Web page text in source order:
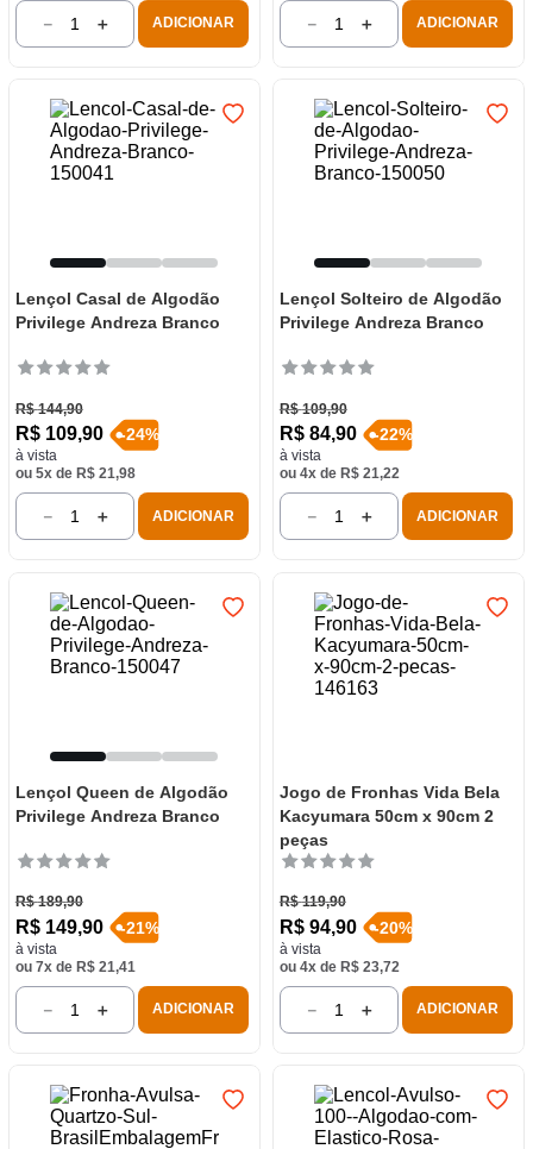
＋
－ ADICIONAR ＋
－ ADICIONAR
Lençol Casal de Algodão
Privilege Andreza Branco
R$ 144,90
R$ 109,90
à vista
-24%
ou 5x de R$ 21,98
＋
－ ADICIONAR
Lençol Solteiro de Algodão
Privilege Andreza Branco
R$ 109,90
R$ 84,90
à vista
-22%
ou 4x de R$ 21,22
＋
－ ADICIONAR
Lençol Queen de Algodão
Privilege Andreza Branco
R$ 189,90
R$ 149,90
à vista
-21%
ou 7x de R$ 21,41
＋
－ ADICIONAR
Jogo de Fronhas Vida Bela
Kacyumara 50cm x 90cm 2
peças
R$ 119,90
R$ 94,90
à vista
-20%
ou 4x de R$ 23,72
＋
－ ADICIONAR